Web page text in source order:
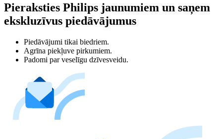
Pieraksties Philips jaunumiem un saņem
ekskluzīvus piedāvājumus
Piedāvājumi tikai biedriem.
Agrīna piekļuve pirkumiem.
Padomi par veselīgu dzīvesveidu.